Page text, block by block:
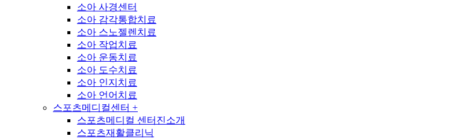
소아 사경센터
소아 감각통합치료
소아 스노젤렌치료
소아 작업치료
소아 운동치료
소아 도수치료
소아 인지치료
소아 언어치료
스포츠메디컬센터 +
스포츠메디컬 센터진소개
스포츠재활클리닉